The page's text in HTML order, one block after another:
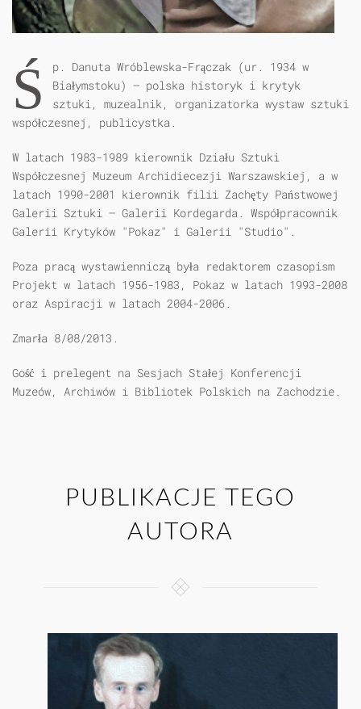
Ś
p. Danuta Wróblewska-Frączak (ur. 1934 w
Białymstoku) – polska historyk i krytyk
sztuki, muzealnik, organizatorka wystaw sztuki
współczesnej, publicystka.
W latach 1983-1989 kierownik Działu Sztuki
Współczesnej Muzeum Archidiecezji Warszawskiej, a w
latach 1990-2001 kierownik filii Zachęty Państwowej
Galerii Sztuki – Galerii Kordegarda. Współpracownik
Galerii Krytyków "Pokaz" i Galerii "Studio".
Poza pracą wystawienniczą była redaktorem czasopism
Projekt w latach 1956-1983, Pokaz w latach 1993-2008
oraz Aspiracji w latach 2004-2006.
Zmarła 8/08/2013.
Gość i prelegent na Sesjach Stałej Konferencji
Muzeów, Archiwów i Bibliotek Polskich na Zachodzie.
PUBLIKACJE TEGO
AUTORA